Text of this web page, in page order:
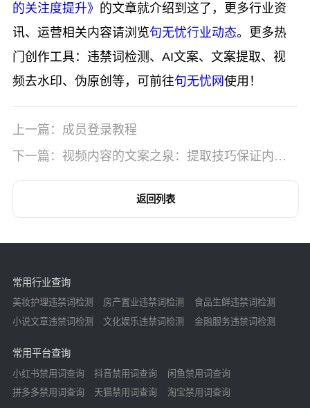
的关注度提升》 的文章就介绍到这了，更多行业资
讯、运营相关内容请浏览句无忧行业动态。更多热
门创作工具：违禁词检测、AI文案、文案提取、视
频去水印、伪原创等，可前往句无忧网使用！
上一篇：成员登录教程
下一篇：视频内容的文案之泉：提取技巧保证内容
返回列表
常用行业查询
美妆护理违禁词检测 房产置业违禁词检测
食品生鲜违禁词检测
小说文章违禁词检测
文化娱乐违禁词检测 金融服务违禁词检测
常用平台查询
小红书禁用词查询 抖音禁用词查询
闲鱼禁用词查询
拼多多禁用词查询
天猫禁用词查询 淘宝禁用词查询